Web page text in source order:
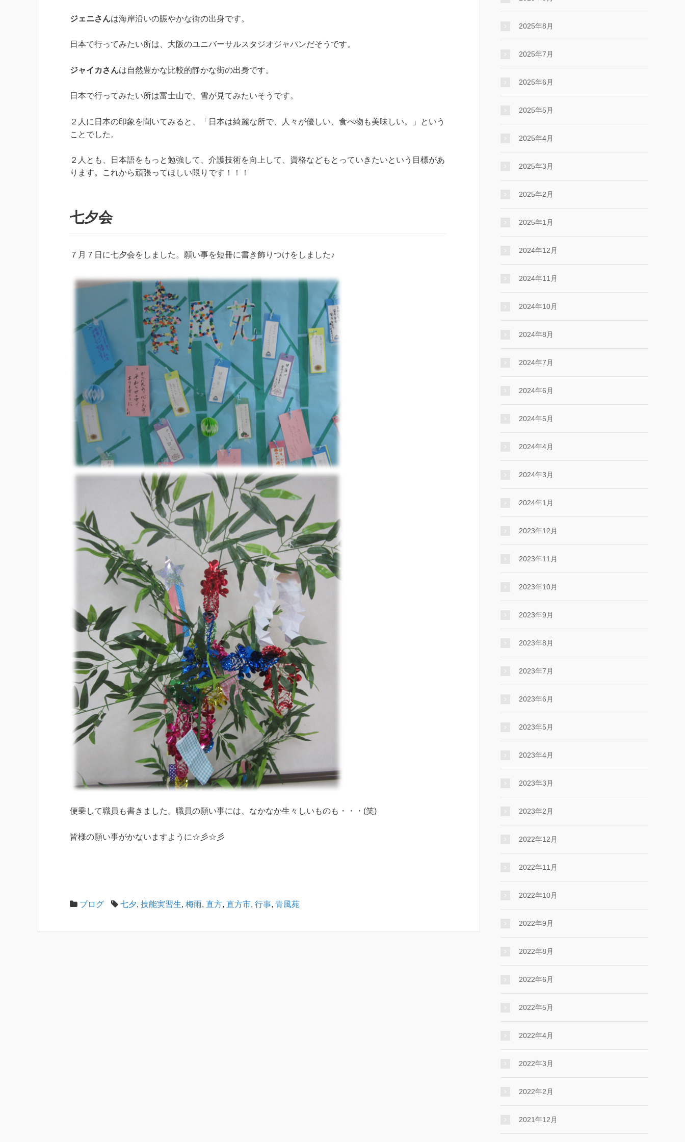
ジェニさんは海岸沿いの賑やかな街の出身です。
日本で行ってみたい所は、大阪のユニバーサルスタジオジャパンだそうです。
ジャイカさんは自然豊かな比較的静かな街の出身です。
日本で行ってみたい所は富士山で、雪が見てみたいそうです。
２人に日本の印象を聞いてみると、「日本は綺麗な所で、人々が優しい、食べ物も美味しい。」という
ことでした。
２人とも、日本語をもっと勉強して、介護技術を向上して、資格などもとっていきたいという目標があ
ります。これから頑張ってほしい限りです！！！
七夕会
７月７日に七夕会をしました。願い事を短冊に書き飾りつけをしました♪
便乗して職員も書きました。職員の願い事には、なかなか生々しいものも・・・(笑)
皆様の願い事がかないますように☆彡☆彡
ブログ 七夕, 技能実習生, 梅雨, 直方, 直方市, 行事, 青風苑
2025年8月
2025年7月
2025年6月
2025年5月
2025年4月
2025年3月
2025年2月
2025年1月
2024年12月
2024年11月
2024年10月
2024年8月
2024年7月
2024年6月
2024年5月
2024年4月
2024年3月
2024年1月
2023年12月
2023年11月
2023年10月
2023年9月
2023年8月
2023年7月
2023年6月
2023年5月
2023年4月
2023年3月
2023年2月
2022年12月
2022年11月
2022年10月
2022年9月
2022年8月
2022年6月
2022年5月
2022年4月
2022年3月
2022年2月
2021年12月